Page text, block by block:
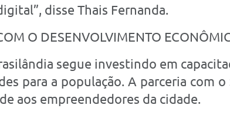
disse Thais Fernanda.
O DESENVOLVIMENTO
segue investindo em
para a população. A parceria com
aos empreendedores da cidade.